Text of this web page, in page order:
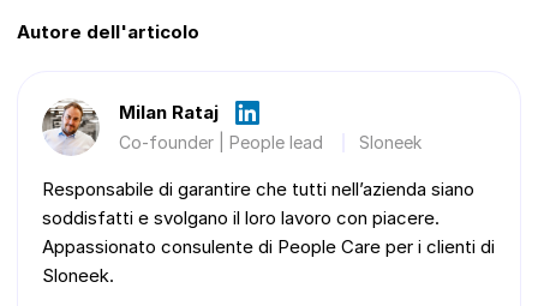
Autore dell'articolo
Milan Rataj
Co-founder | People lead Sloneek
Responsabile di garantire che tutti nell’azienda siano
soddisfatti e svolgano il loro lavoro con piacere.
Appassionato consulente di People Care per i clienti di
Sloneek.